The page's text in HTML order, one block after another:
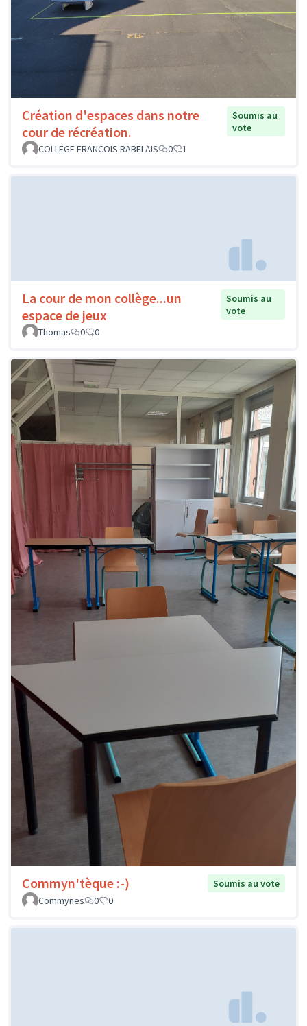
Création d'espaces dans notre
cour de récréation.
Soumis au
vote
COLLEGE FRANCOIS RABELAIS
0 1
La cour de mon collège...un
espace de jeux
Soumis au
vote
Thomas
0 0
Commyn'tèque :-)
Soumis au vote
Commynes
0 0